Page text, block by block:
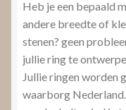
Heb je een bepaald
andere breedte of
stenen? geen
jullie ring te
Jullie ringen worden
waarborg